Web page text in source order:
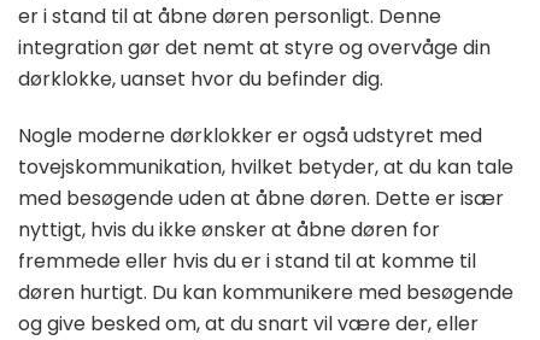
er i stand til at åbne døren personligt. Denne
integration gør det nemt at styre og overvåge din
dørklokke, uanset hvor du befinder dig.
Nogle moderne dørklokker er også udstyret med
tovejskommunikation, hvilket betyder, at du kan tale
med besøgende uden at åbne døren. Dette er især
nyttigt, hvis du ikke ønsker at åbne døren for
fremmede eller hvis du er i stand til at komme til
døren hurtigt. Du kan kommunikere med besøgende
og give besked om, at du snart vil være der, eller